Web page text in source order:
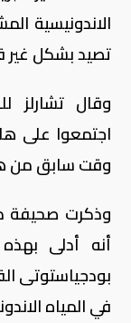
الاندونيسية
تصيد بشكل غير
وقال تشارلز
اجتمعوا على
وقت سابق من
وذكرت صحيفة
أنه أدلى
بودجياستوتى
في المياه